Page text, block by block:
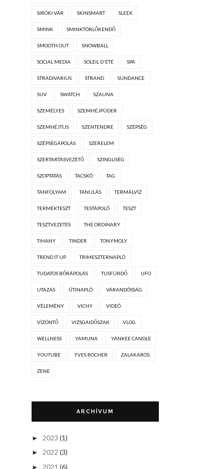
SIROKI VÁR SKINSMART SLEEK
SMINK SMINKTÖRLŐKENDŐ
SMOOTH OUT SNOWBALL
SOCIAL MEDIA SOLEIL D'ÉTÉ SPA
STRADIVARIUS STRAND SUNDANCE
SUV SWATCH SZAUNA
SZEMÉLYES SZEMHÉJPÚDER
SZEMHÉJTUS SZENTENDRE SZÉPSÉG
SZÉPSÉGÁPOLÁS SZERELEM
SZERTARTÁSVEZETŐ SZINGLISÉG
SZOPTATÁS TACSKÓ TAG
TANFOLYAM TANULÁS TERMÁLVÍZ
TERMÉKTESZT TESTÁPOLÓ TESZT
TESZTVEZETÉS THE ORDINARY
TIHANY TINDER TONYMOLY
TREND IT UP TRIMESZTERNAPLÓ
TUDATOS BŐRÁPOLÁS TUSFÜRDŐ UFO
UTAZÁS ÚTINAPLÓ VÁRANDÓSSÁG
VÉLEMÉNY VICHY VIDEÓ
VÍZÖNTŐ VIZSGAIDŐSZAK VLOG
WELLNESS YAMUNA YANKEE CANDLE
YOUTUBE YVES ROCHER ZALAKAROS
ZENE
ARCHÍVUM
► 2023 (1)
► 2022 (3)
► 2021 (6)